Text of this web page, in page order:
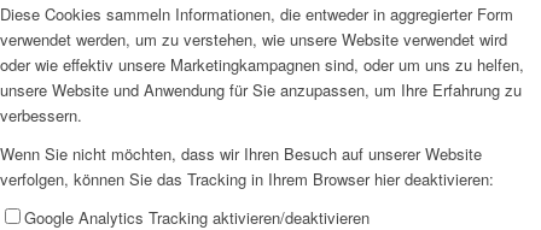
SPFH
Diese Cookies sammeln Informationen, die entweder in aggregierter Form
verwendet werden, um zu verstehen, wie unsere Website verwendet wird
oder wie effektiv unsere Marketingkampagnen sind, oder um uns zu helfen,
unsere Website und Anwendung für Sie anzupassen, um Ihre Erfahrung zu
verbessern.
Wenn Sie nicht möchten, dass wir Ihren Besuch auf unserer Website
verfolgen, können Sie das Tracking in Ihrem Browser hier deaktivieren:
Google Analytics Tracking aktivieren/deaktivieren